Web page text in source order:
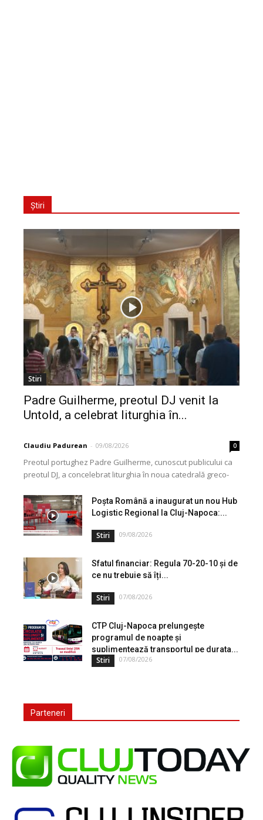
Știri
Stiri
Padre Guilherme, preotul DJ venit la
Untold, a celebrat liturghia în...
Claudiu Padurean - 09/08/2026 0
Preotul portughez Padre Guilherme, cunoscut publicului ca
preotul DJ, a concelebrat liturghia în noua catedrală greco-
Credinței din...
Poșta Română a inaugurat un nou Hub
Logistic Regional la Cluj-Napoca:...
Stiri 09/08/2026
Sfatul financiar: Regula 70-20-10 și de
ce nu trebuie să îți...
Stiri 07/08/2026
CTP Cluj-Napoca prelungește
programul de noapte și
suplimentează transportul pe durata...
Stiri 07/08/2026
Parteneri